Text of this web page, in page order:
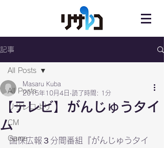
記事
All Posts
リサレコより
CM
Game
All Posts
【テレビ】がんじゅうタイ
ム
Masaru Kuba
2015年10月4日 読了時間: 1分
国保広報３分間番組『がんじゅうタイ